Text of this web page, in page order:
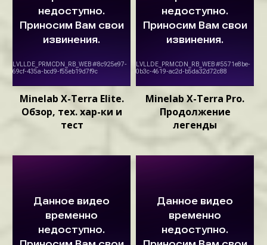
Minelab X-Terra Elite.
Обзор, тех. хар-ки и
тест
Minelab X-Terra Pro.
Продолжение
легенды